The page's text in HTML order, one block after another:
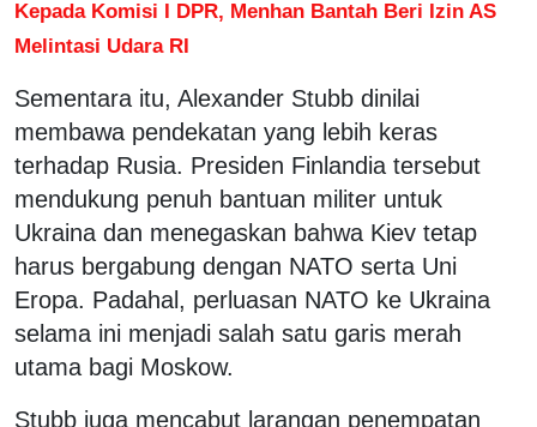
Kepada Komisi I DPR, Menhan Bantah Beri Izin AS
Melintasi Udara RI
Sementara itu, Alexander Stubb dinilai
membawa pendekatan yang lebih keras
terhadap Rusia. Presiden Finlandia tersebut
mendukung penuh bantuan militer untuk
Ukraina dan menegaskan bahwa Kiev tetap
harus bergabung dengan NATO serta Uni
Eropa. Padahal, perluasan NATO ke Ukraina
selama ini menjadi salah satu garis merah
utama bagi Moskow.
Stubb juga mencabut larangan penempatan